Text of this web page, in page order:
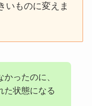
いものに変えま
ったのに、
た状態になる